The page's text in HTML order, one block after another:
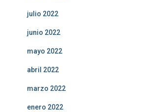
julio 2022
junio 2022
mayo 2022
abril 2022
marzo 2022
enero 2022